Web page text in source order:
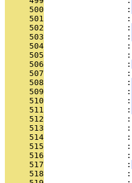
     500
                 :
     501
     502
                 :
     503
                 :
     504
     505
     506
                 :
     507
     508
                 :
     509
                 :
     510
                 :
     511
                 :
     512
     513
     514
     515
     516
     517
                 :
     518